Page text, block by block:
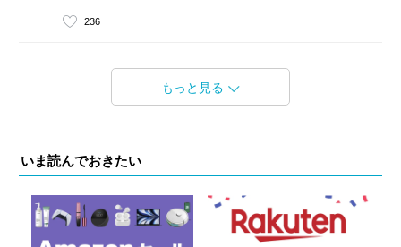
236
もっと見る
いま読んでおきたい